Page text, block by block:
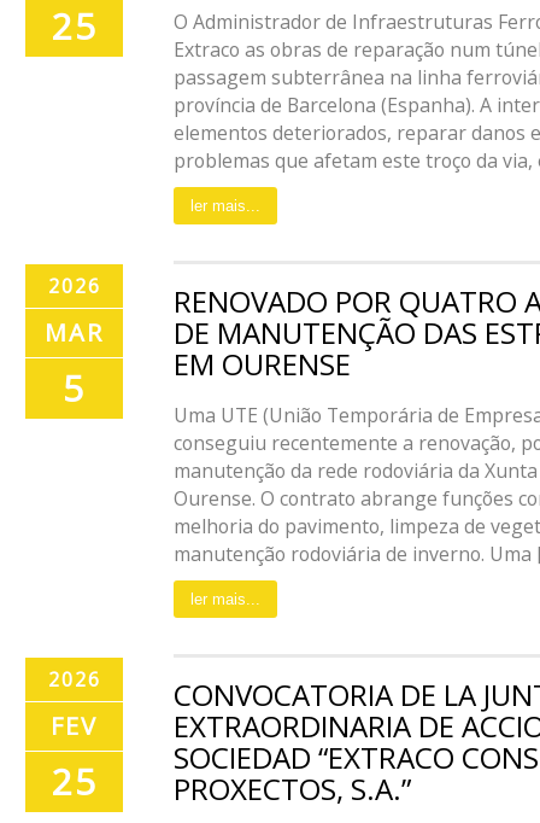
25
O Administrador de Infraestruturas
Extraco as obras de reparação num
passagem subterrânea na linha
província de Barcelona (Espanha). A
elementos deteriorados, reparar danos
problemas que afetam este troço da via,
ler mais...
2026
MAR
5
RENOVADO POR QUATRO
DE MANUTENÇÃO DAS
EM OURENSE
Uma UTE (União Temporária de
conseguiu recentemente a renovação,
manutenção da rede rodoviária da
Ourense. O contrato abrange funções
melhoria do pavimento, limpeza de
manutenção rodoviária de inverno. Uma
ler mais...
2026
FEV
25
CONVOCATORIA DE LA
EXTRAORDINARIA DE
SOCIEDAD “EXTRACO
PROXECTOS, S.A.”